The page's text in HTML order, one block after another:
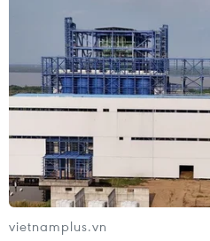
vietnamplus.vn